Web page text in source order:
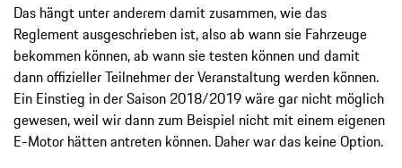
Das hängt unter anderem damit zusammen, wie das
Reglement ausgeschrieben ist, also ab wann sie Fahrzeuge
bekommen können, ab wann sie testen können und damit
dann offizieller Teilnehmer der Veranstaltung werden können.
Ein Einstieg in der Saison 2018/2019 wäre gar nicht möglich
gewesen, weil wir dann zum Beispiel nicht mit einem eigenen
E-Motor hätten antreten können. Daher war das keine Option.